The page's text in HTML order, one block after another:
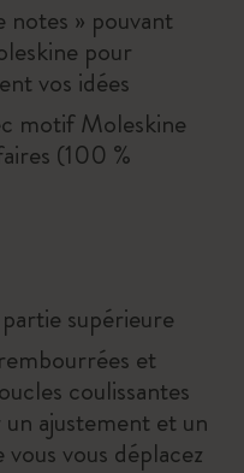
» pouvant
pour
vos idées
motif Moleskine
(100 %
supérieure
et
coulissantes
ajustement et un
vous déplacez